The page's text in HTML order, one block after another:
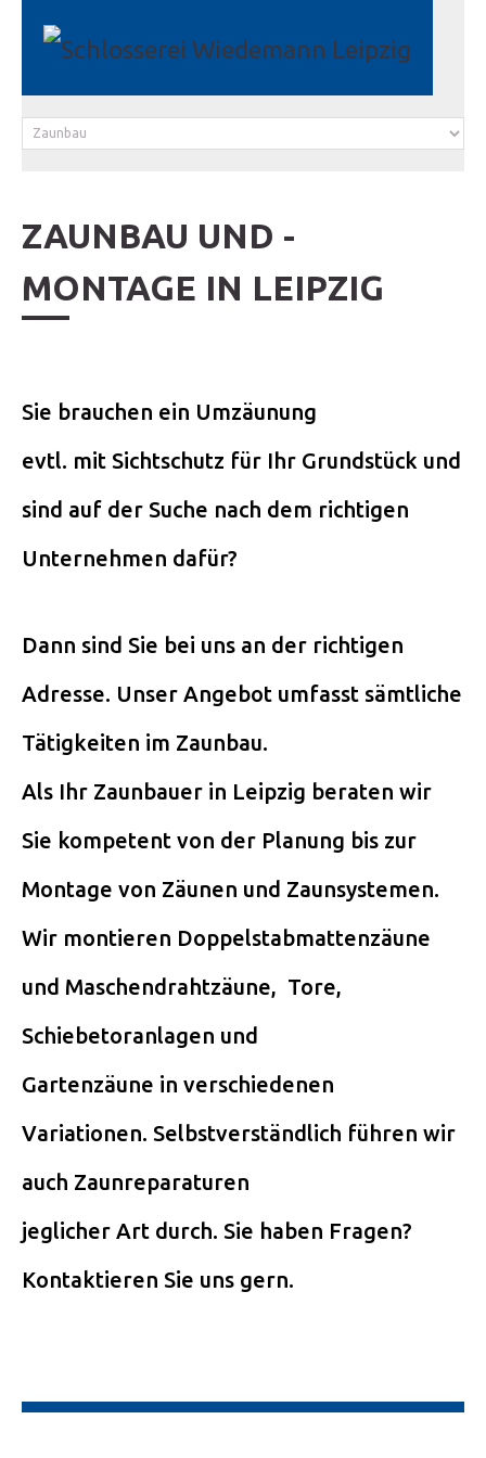
ZAUNBAU UND -
MONTAGE IN LEIPZIG
Sie brauchen ein Umzäunung
evtl. mit Sichtschutz für Ihr Grundstück und
sind auf der Suche nach dem richtigen
Unternehmen dafür?
Dann sind Sie bei uns an der richtigen
Adresse. Unser Angebot umfasst sämtliche
Tätigkeiten im Zaunbau.
Als Ihr Zaunbauer in Leipzig beraten wir
Sie kompetent von der Planung bis zur
Montage von Zäunen und Zaunsystemen.
Wir montieren Doppelstabmattenzäune
und Maschendrahtzäune, Tore,
Schiebetoranlagen und
Gartenzäune in verschiedenen
Variationen. Selbstverständlich führen wir
auch Zaunreparaturen
jeglicher Art durch. Sie haben Fragen?
Kontaktieren Sie uns gern.